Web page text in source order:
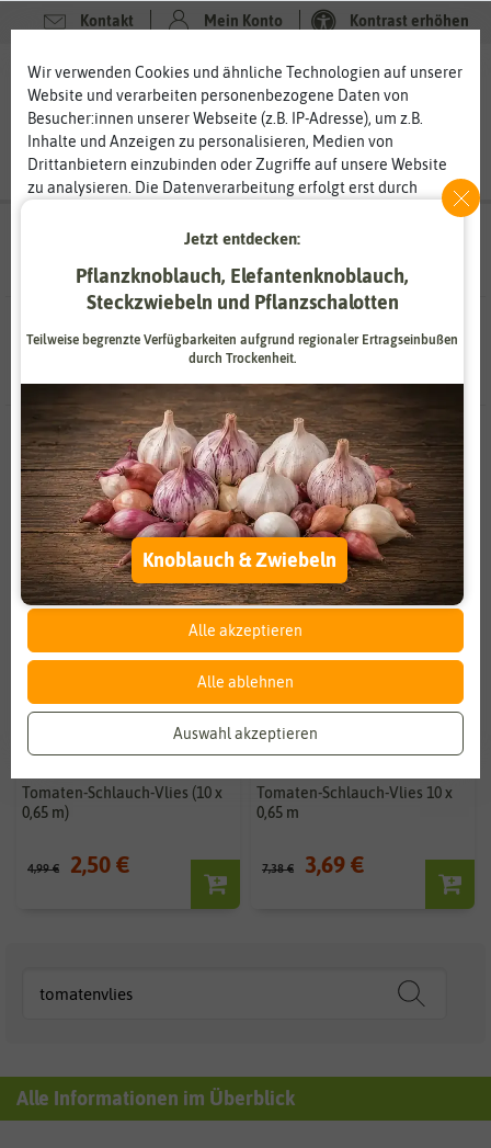
Kontakt Mein Konto Kontrast erhöhen
0 0
Suchergebnisse fürtomatenvlies
-50%
Tomaten-Schlauch-Vlies (10 x
0,65 m)
4,99 € 2,50 €
-50%
Tomaten-Schlauch-Vlies 10 x
0,65 m
7,38 € 3,69 €
Filter
Alle Informationen im Überblick
Wir verwenden Cookies und ähnliche Technologien auf unserer
Website und verarbeiten personenbezogene Daten von
Besucher:innen unserer Webseite (z.B. IP-Adresse), um z.B.
Inhalte und Anzeigen zu personalisieren, Medien von
Drittanbietern einzubinden oder Zugriffe auf unsere Website
zu analysieren. Die Datenverarbeitung erfolgt erst durch
gesetzte Cookies. Wir teilen diese Daten mit Dritten, die wir in
den Einstellungen benennen.
eines berechtigten Interesses erfolgen. Die Zustimmung kann
erteilt oder abgelehnt werden. Es besteht das Recht, nicht
Zeitpunkt zu ändern oder zu widerrufen. Weitere
den Diensten erklären wir in unserer Daten­schutz­erklärung
Essenziell Statistik
Zahlungsdienstleister Marketing
Externe Medien Funktional
Weitere Einstellungen
Alle akzeptieren
Alle ablehnen
Auswahl akzeptieren
Jetzt entdecken:
Pflanzknoblauch, Elefantenknoblauch,
Steckzwiebeln und Pflanzschalotten
Teilweise begrenzte Verfügbarkeiten aufgrund regionaler Ertragseinbußen
durch Trockenheit.
Knoblauch & Zwiebeln